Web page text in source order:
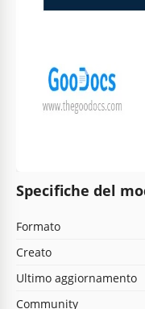
Specifiche del
Formato
Creato
Ultimo aggiornamento
Community